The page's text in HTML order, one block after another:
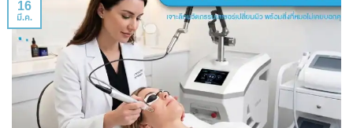
16
มี.ค.